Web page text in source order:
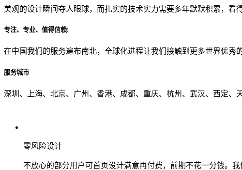
从哪里了解到我们？
美观的设计瞬间夺人眼球，而扎实的技术实力需要多年默默积累，看
专注、专业、值得信赖!
在中国我们的服务遍布南北，全球化进程让我们接触到更多世界优秀的
服务城市
深圳、上海、北京、广州、香港、成都、重庆、杭州、武汉、西定
零风险设计
不放心的部分用户可首页设计满意再付费，前期不花一分钱。